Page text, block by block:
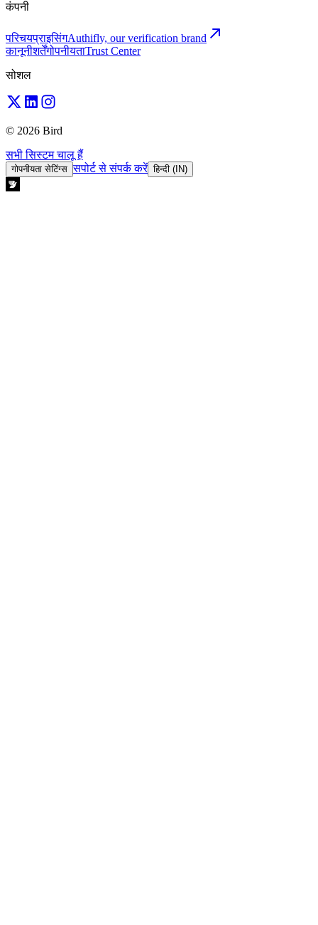
कंपनी
परिचयप्राइसिंगAuthifly, our verification brand
कानूनीशर्तेंगोपनीयताTrust Center
सोशल
© 2026 Bird
सभी सिस्टम चालू हैं
गोपनीयता सेटिंग्स सपोर्ट से संपर्क करें हिन्दी (IN)